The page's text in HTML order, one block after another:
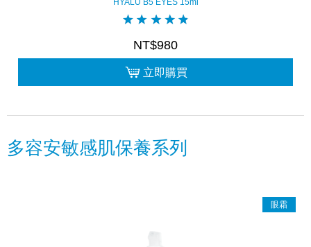
HYALU B5 EYES 15ml
NT$980
立即購買
多容安敏感肌保養系列
眼霜